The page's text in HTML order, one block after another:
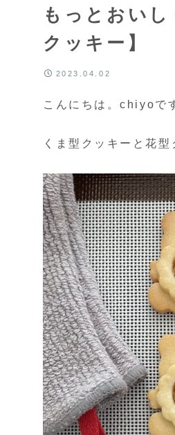
もっとおい
クッキー】
2023.04.02
こんにちは。chiyoで
くま型クッキーと花